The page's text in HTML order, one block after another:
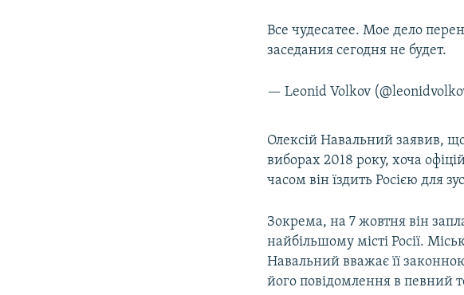
Все чудесатее. Мое дело
заседания сегодня не будет.
— Leonid Volkov
Олексій Навальний заявив,
виборах 2018 року, хоча
часом він їздить Росією для
Зокрема, на 7 жовтня він
найбільшому місті Росії.
Навальний вважає її
його повідомлення в певний